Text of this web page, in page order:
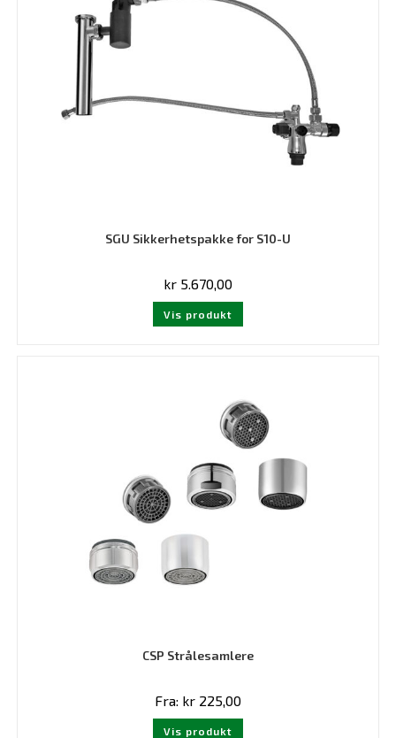
SGU Sikkerhetspakke for S10-U
kr 5.670,00
Vis produkt
CSP Strålesamlere
Fra: kr 225,00
Vis produkt
Dette